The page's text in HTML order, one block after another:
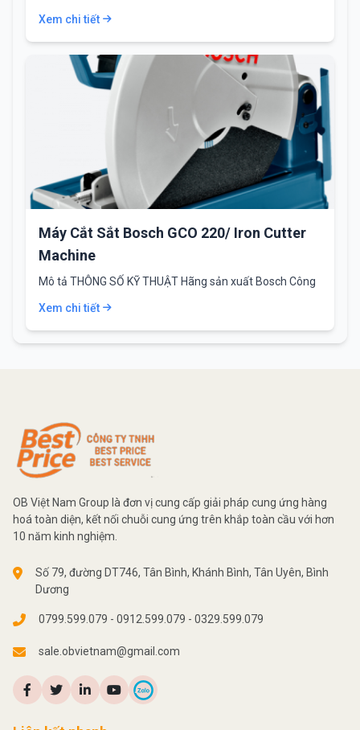
Xem chi tiết
Máy Cắt Sắt Bosch GCO 220/ Iron Cutter
Machine
Mô tả THÔNG SỐ KỸ THUẬT Hãng sản xuất Bosch Công
Xem chi tiết
OB Việt Nam Group là đơn vị cung cấp giải pháp cung ứng hàng
hoá toàn diện, kết nối chuỗi cung ứng trên khắp toàn cầu với hơn
10 năm kinh nghiệm.
Số 79, đường DT746, Tân Bình, Khánh Bình, Tân Uyên, Bình
Dương
0799.599.079 - 0912.599.079 - 0329.599.079
sale.obvietnam@gmail.com